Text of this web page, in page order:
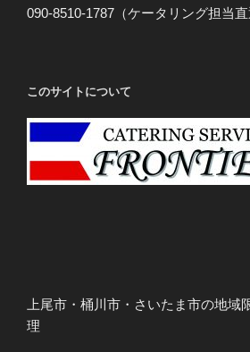
090-8510-1787（ケータリング担当直
このサイトについて
上尾市・桶川市・さいたま市の地域
理